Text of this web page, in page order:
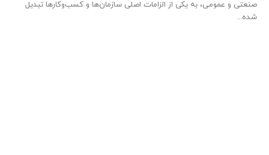
صنعتی و عمومی، به یکی از الزامات اصلی سازمان‌ها و کسب‌وکارها تبدیل
شده...